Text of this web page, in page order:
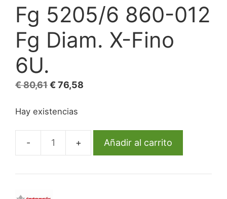
Fg 5205/6 860-012
Fg Diam. X-Fino
6U.
€80,61El
original
€ 80,61.
€ 76,58
€ 76,58.
Hay existencias
860-
Añadir al carrito